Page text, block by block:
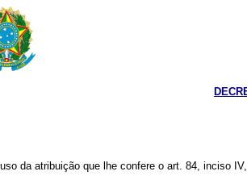
da atribuição que lhe confere o art. 84, inciso